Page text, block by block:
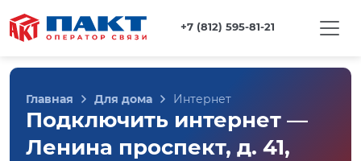
+7 (812) 595-81-21
Главная Для дома Интернет
Подключить интернет —
Ленина проспект, д. 41,